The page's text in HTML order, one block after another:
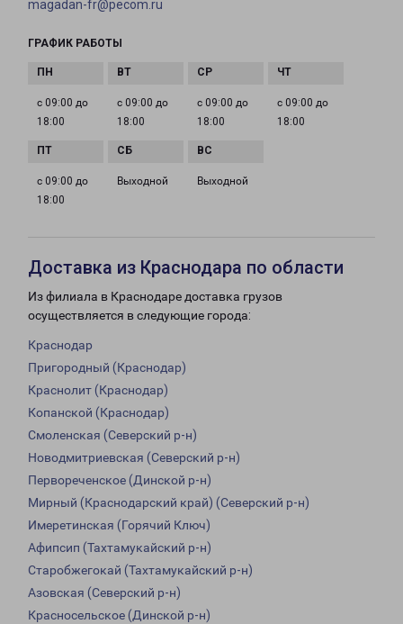
magadan-fr@pecom.ru
ГРАФИК РАБОТЫ
с 09:00 до
18:00
с 09:00 до
18:00
с 09:00 до
18:00
с 09:00 до
18:00
с 09:00 до
18:00
Выходной Выходной
Доставка из Краснодара по области
Из филиала в Краснодаре доставка грузов
осуществляется в следующие города:
Краснодар
Пригородный (Краснодар)
Краснолит (Краснодар)
Копанской (Краснодар)
Смоленская (Северский р-н)
Новодмитриевская (Северский р-н)
Первореченское (Динской р-н)
Мирный (Краснодарский край) (Северский р-н)
Имеретинская (Горячий Ключ)
Афипсип (Тахтамукайский р-н)
Старобжегокай (Тахтамукайский р-н)
Азовская (Северский р-н)
Красносельское (Динской р-н)